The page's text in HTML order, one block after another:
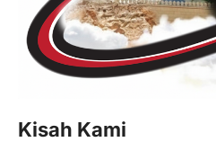
Kisah Kami